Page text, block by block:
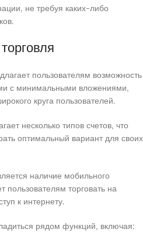
не требуя каких-либо
пользователям возможность
с минимальными вложениями,
круга пользователей.
несколько типов счетов, что
оптимальный вариант для своих
наличие мобильного
пользователям торговать на
к интернету.
рядом функций, включая: